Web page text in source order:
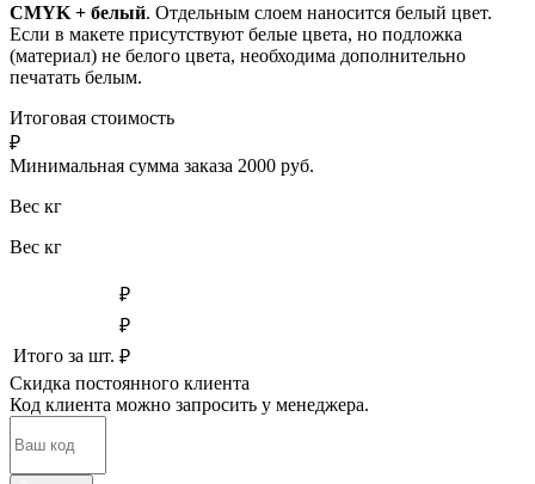
CMYK + белый. Отдельным слоем наносится белый цвет.
Если в макете присутствуют белые цвета, но подложка
(материал) не белого цвета, необходима дополнительно
печатать белым.
Итоговая стоимость
₽
Минимальная сумма заказа 2000 руб.
Вес кг
Вес кг
₽
₽
Итого за шт. ₽
Скидка постоянного клиента
Код клиента можно запросить у менеджера.